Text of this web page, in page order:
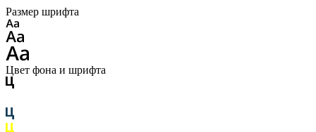
Размер шрифта
Цвет фона и шрифта